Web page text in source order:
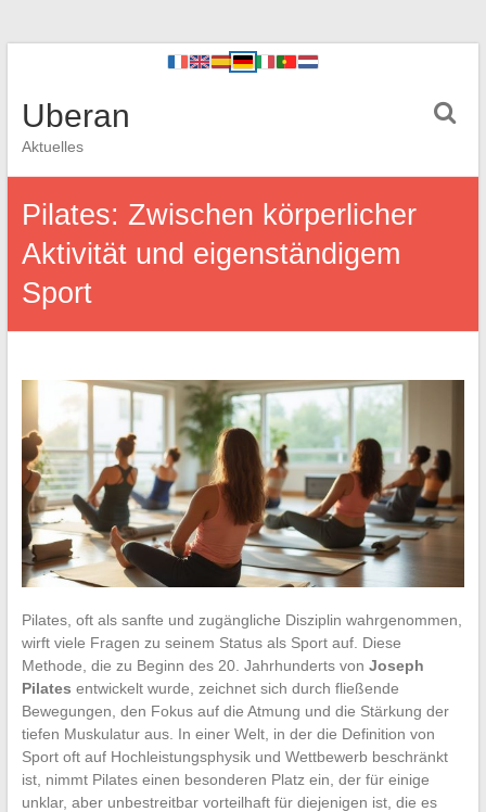
Uberan
Aktuelles
Pilates: Zwischen körperlicher
Aktivität und eigenständigem
Sport
Pilates, oft als sanfte und zugängliche Disziplin wahrgenommen,
wirft viele Fragen zu seinem Status als Sport auf. Diese
Methode, die zu Beginn des 20. Jahrhunderts von Joseph
Pilates entwickelt wurde, zeichnet sich durch fließende
Bewegungen, den Fokus auf die Atmung und die Stärkung der
tiefen Muskulatur aus. In einer Welt, in der die Definition von
Sport oft auf Hochleistungsphysik und Wettbewerb beschränkt
ist, nimmt Pilates einen besonderen Platz ein, der für einige
unklar, aber unbestreitbar vorteilhaft für diejenigen ist, die es